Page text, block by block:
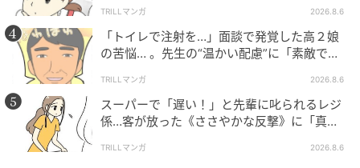
愛猫と別れ、ぽっかり
空いた穴。そこにやっ
てきたのは
第1話
夫が育児をなめくさっ
第1話
第1話
海外宿での
第1
TRILLマンガ 2026.8.6
「トイレで注射を…」面談で発覚した高２娘
の苦悩… 。先生の“温かい配慮”に「素敵です
TRILLマンガ 2026.8.6
スーパーで「遅い！」と先輩に叱られるレジ
係…客が放った《ささやかな反撃》に「真似
TRILLマンガ 2026.8.6